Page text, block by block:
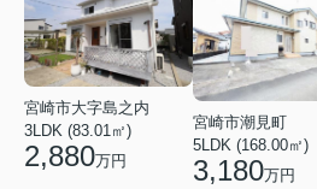
宮崎市大字島之内
3LDK (83.01㎡)
2,880万円
宮崎市潮見町
5LDK (168.00㎡)
3,180万円